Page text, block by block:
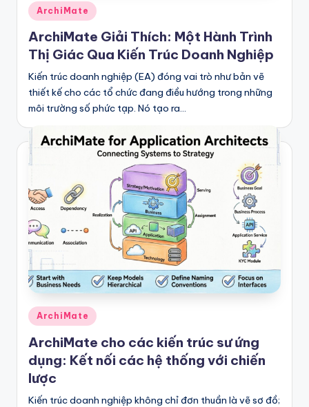
Posted
in
ArchiMate
ArchiMate Giải Thích: Một Hành Trình
Thị Giác Qua Kiến Trúc Doanh Nghiệp
Kiến trúc doanh nghiệp (EA) đóng vai trò như bản vẽ
thiết kế cho các tổ chức đang điều hướng trong những
môi trường số phức tạp. Nó tạo ra…
Posted
in
ArchiMate
ArchiMate cho các kiến trúc sư ứng
dụng: Kết nối các hệ thống với chiến
lược
Kiến trúc doanh nghiệp không chỉ đơn thuần là vẽ sơ đồ;